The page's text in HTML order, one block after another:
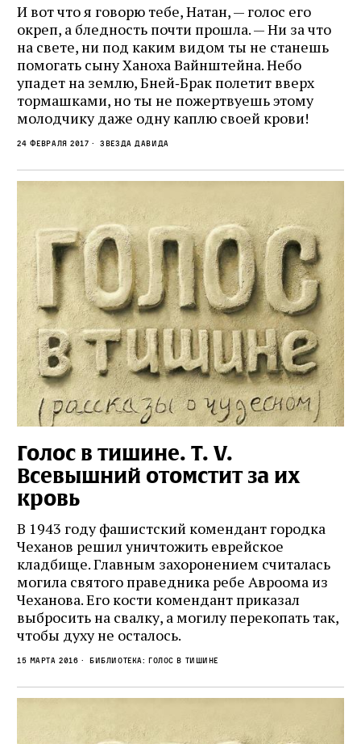
И вот что я говорю тебе, Натан, — голос его
окреп, а бледность почти прошла. — Ни за что
на свете, ни под каким видом ты не станешь
помогать сыну Ханоха Вайнштейна. Небо
упадет на землю, Бней‑Брак полетит вверх
тормашками, но ты не пожертвуешь этому
молодчику даже одну каплю своей крови!
24 февраля 2017 Звезда Давида
Голос в тишине. Т. V.
Всевышний отомстит за их
кровь
В 1943 году фашистский комендант городка
Чеханов решил уничтожить еврейское
кладбище. Главным захоронением считалась
могила святого праведника ребе Авроома из
Чеханова. Его кости комендант приказал
выбросить на свалку, а могилу перекопать так,
чтобы духу не осталось.
15 марта 2016 Библиотека: Голос в тишине